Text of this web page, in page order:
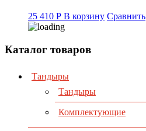
25 410 Р В корзину Сравнить
Каталог товаров
Тандыры
Тандыры
Комплектующие